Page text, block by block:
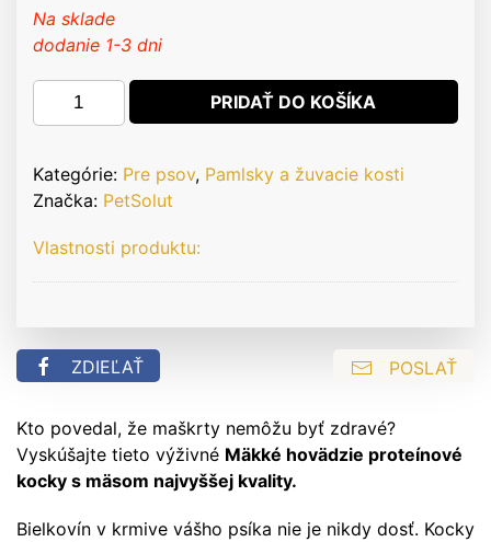
Na sklade
dodanie 1-3 dni
množstvo
PetSolut
Mäkké
hovädzie
kocky
200g
PRIDAŤ DO KOŠÍKA
Kategórie: Pre psov, Pamlsky a žuvacie kosti
Značka: PetSolut
Vlastnosti produktu:
ZDIEĽAŤ POSLAŤ
Kto povedal, že maškrty nemôžu byť zdravé?
Vyskúšajte tieto výživné Mäkké hovädzie proteínové
kocky s mäsom najvyššej kvality.
Bielkovín v krmive vášho psíka nie je nikdy dosť. Kocky